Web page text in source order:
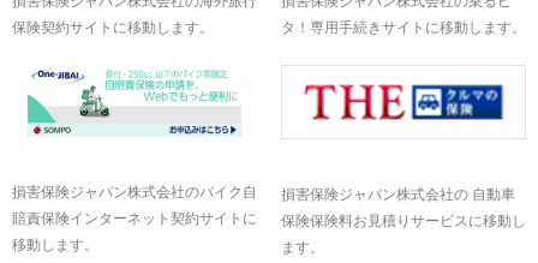
保険契約サイトに移動します。
タ！専用手続きサイトに移動します。
損害保険ジャパン株式会社のバイク自
賠責保険インターネット契約サイトに
移動します。
損害保険ジャパン株式会社の 自動車
保険保険料お見積りサービスに移動し
ます。